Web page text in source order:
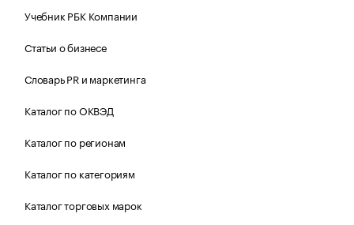
Учебник РБК Компании
Статьи о бизнесе
Словарь PR и маркетинга
Каталог по ОКВЭД
Каталог по регионам
Каталог по категориям
Каталог торговых марок